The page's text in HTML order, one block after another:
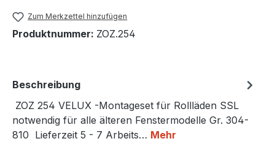
Zum Merkzettel hinzufügen
Produktnummer: ZOZ.254
Beschreibung
ZOZ 254 VELUX -Montageset für Rollläden SSL
notwendig für alle älteren Fenstermodelle Gr. 304-
810 Lieferzeit 5 - 7 Arbeits… Mehr